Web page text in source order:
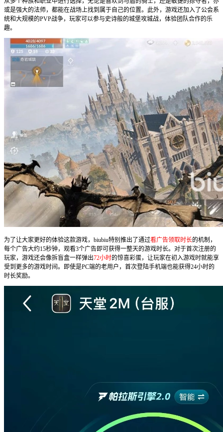
或是强大的法师，都能在战场上找到属于自己的位置。此外，游戏还加入了公会系
统和大规模的PVP战争，玩家可以参与史诗般的城堡攻城战，体验团队合作的乐
趣。
为了让大家更好的体验这款游戏，biubiu特别推出了通过看广告领取时长的机制，
每个广告大约15秒钟，观看3个广告即可获得一整天的游戏时长。对于首次注册的
玩家，游戏还会像拆盲盒一样弹出72小时的惊喜彩蛋，让玩家在初入游戏时就能享
受到更多的游戏时间。即使是PC端的老用户，首次登陆手机端也能获得24小时的
时长奖励。